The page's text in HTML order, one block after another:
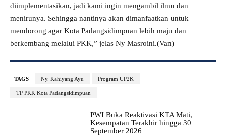
diimplementasikan, jadi kami ingin mengambil ilmu dan
menirunya. Sehingga nantinya akan dimanfaatkan untuk
mendorong agar Kota Padangsidimpuan lebih maju dan
berkembang melalui PKK,” jelas Ny Masroini.(Van)
TAGS Ny. Kahiyang Ayu Program UP2K
TP PKK Kota Padangsidimpuan
PWI Buka Reaktivasi KTA Mati,
Kesempatan Terakhir hingga 30
September 2026